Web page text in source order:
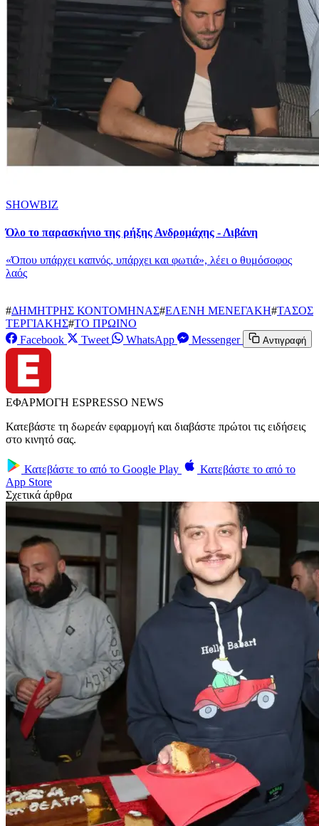
SHOWBIZ
Όλο το παρασκήνιο της ρήξης Ανδρομάχης - Λιβάνη
«Όπου υπάρχει καπνός, υπάρχει και φωτιά», λέει ο θυμόσοφος
λαός
#ΔΗΜΗΤΡΗΣ ΚΟΝΤΟΜΗΝΑΣ#ΕΛΕΝΗ ΜΕΝΕΓΑΚΗ#ΤΑΣΟΣ
ΤΕΡΓΙΑΚΗΣ#ΤΟ ΠΡΩΙΝΟ
Facebook
Tweet WhatsApp Messenger Αντιγραφή
ΕΦΑΡΜΟΓΗ ESPRESSO NEWS
Κατεβάστε τη δωρεάν εφαρμογή και διαβάστε πρώτοι τις ειδήσεις
στο κινητό σας.
Κατεβάστε το από το Google Play
Κατεβάστε το από το
App Store
Σχετικά άρθρα